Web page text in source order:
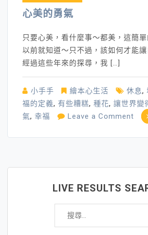
心美的勇氣
只要心美，看什麼事～都美，這簡
以前就知道～只不過，該如何才能讓
經過這些年來的探尋，我 […]
小手手 繪本心生活 休息,
福的定義, 有些糟糕, 種花, 讓世界變
氣, 幸福 Leave a Comment on
勇
LIVE RESULTS
搜
關